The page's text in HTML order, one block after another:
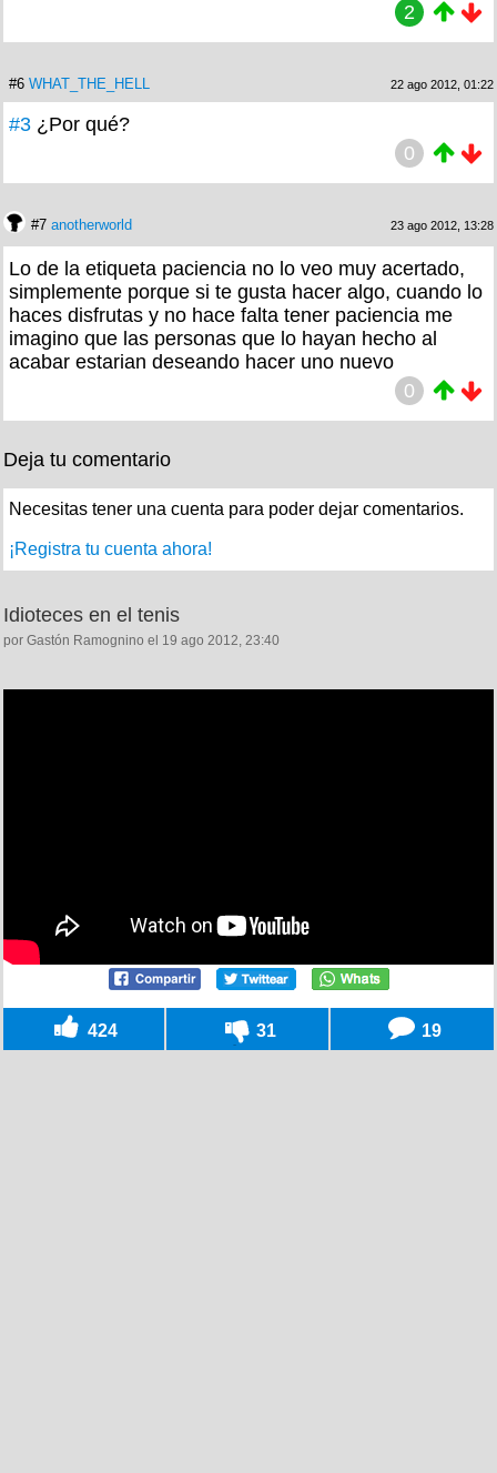
2
#6 WHAT_THE_HELL 22 ago 2012, 01:22
#3 ¿Por qué?
0
#7 anotherworld 23 ago 2012, 13:28
Lo de la etiqueta paciencia no lo veo muy acertado,
simplemente porque si te gusta hacer algo, cuando lo
haces disfrutas y no hace falta tener paciencia me
imagino que las personas que lo hayan hecho al
acabar estarian deseando hacer uno nuevo
0
Deja tu comentario
Necesitas tener una cuenta para poder dejar comentarios.
¡Registra tu cuenta ahora!
Idioteces en el tenis
por Gastón Ramognino el 19 ago 2012, 23:40
424 31 19